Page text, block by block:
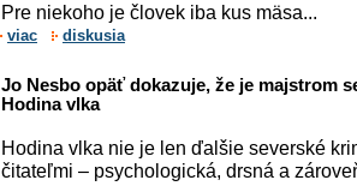
Pre niekoho je človek iba kus mäsa...
viac diskusia
Jo Nesbo opäť dokazuje, že je majstrom
Hodina vlka
Hodina vlka nie je len ďalšie severské
čitateľmi – psychologická, drsná a